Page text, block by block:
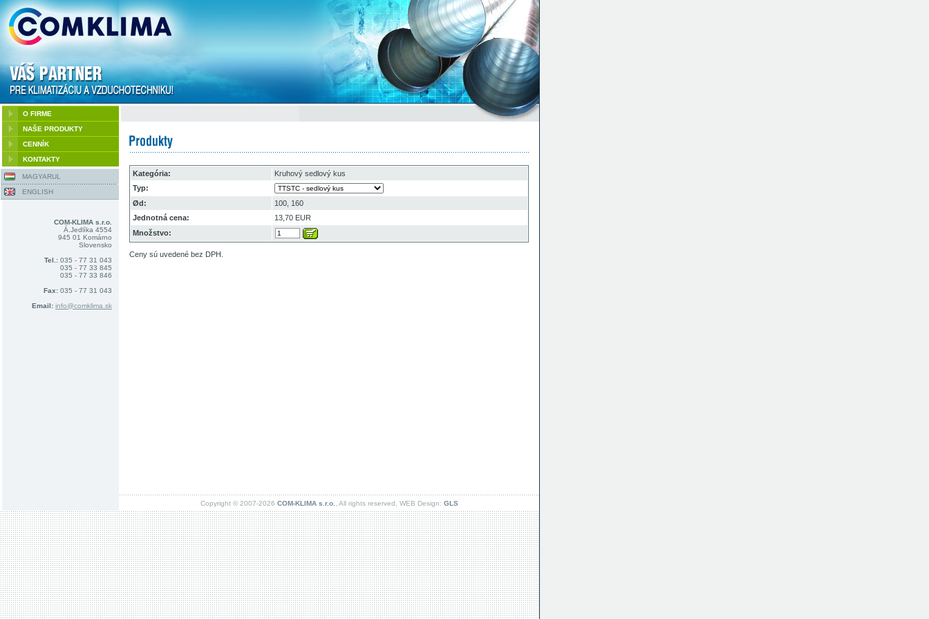
O FIRME
NAŠE PRODUKTY
CENNÍK
KONTAKTY
MAGYARUL
ENGLISH
COM-KLIMA s.r.o.
Á.Jedlíka 4554
945 01 Komárno
Slovensko
Tel.: 035 - 77 31 043
035 - 77 33 845
035 - 77 33 846
Fax: 035 - 77 31 043
Email: info@comklima.sk
Kategória:
Kruhový sedlový kus
Typ:
Ød:
100, 160
Jednotná cena:
13,70 EUR
Množstvo:
Ceny sú uvedené bez DPH.
Copyright © 2007-2026 COM-KLIMA s.r.o. , All rights reserved, WEB Design: GLS